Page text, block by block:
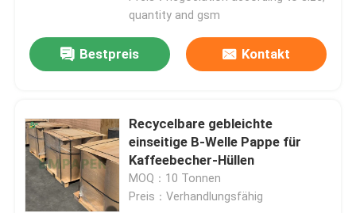
quantity and gsm
Bestpreis Kontakt
Recycelbare gebleichte
einseitige B-Welle Pappe für
Kaffeebecher-Hüllen
MOQ：10 Tonnen
Preis：Verhandlungsfähig